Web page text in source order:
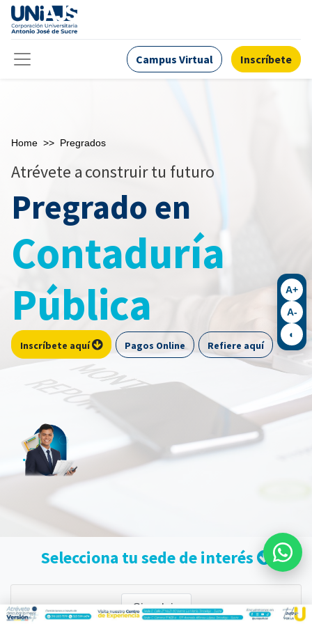
Campus Virtual Inscríbete
Home >> Pregrados
Atrévete aconstruir tu futuro
Pregrado en
Contaduría
Pública
Inscríbete aquí Pagos Online Refiere aquí
​​Selecciona tu sede de interés
Sincelejo
A+
A-
◐